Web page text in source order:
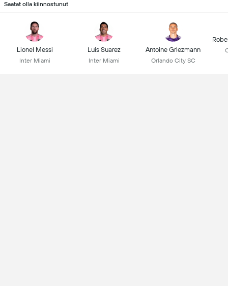
Saatat olla kiinnostunut
Lionel Messi
Inter Miami
Luis Suarez
Inter Miami
Antoine Griezmann
Orlando City SC